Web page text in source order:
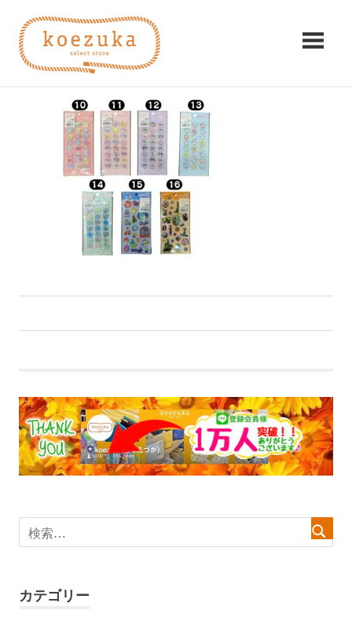
ツ
koezuka（こ
づ
か）
2
2026年2月4日 編集者
ビ
ゲ
ー
シ
ョ
ン
の
カテゴリー